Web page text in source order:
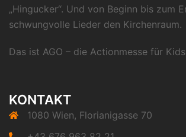
„Hingucker“. Und von Beginn bis zum
schwungvolle Lieder den Kirchenraum.
Das ist AGO – die Actionmesse für
KONTAKT
1080 Wien, Florianigasse 70